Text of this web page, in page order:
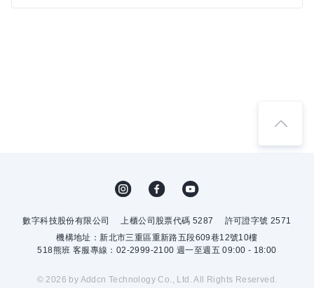
數字科技股份有限公司 上櫃公司股票代碼 5287
許可證字號 2571
機構地址：新北市三重區重新路五段609巷12號10樓
518熊班 客服專線：02-2999-2100 週一至週五 09:00 - 18:00
© 2026 by Addcn Technology Co., Ltd. All Rights Reserved.